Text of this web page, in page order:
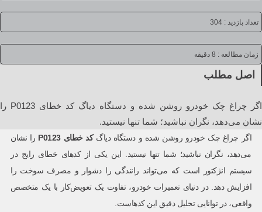
تعداد بازدید : 304
زمان مطالعه : 8 دقیقه
اصل مطلب
اگر چراغ چک خودرو روشن شده و دستگاه دیاگ کد خطای P0123 را
نشان می‌دهد، نگران نباشید؛ شما تنها نیستید.
اگر چراغ چک خودرو روشن شده و دستگاه دیاگکد خطای P0123 را نشان
می‌دهد، نگران نباشید؛ شما تنها نیستید. این یکی از کدهای خطای رایج در
سیستم انژکتور است که می‌تواند رانندگی را دشوار و مصرف سوخت را
افزایش دهد. در دنیای تعمیرات خودرو، تفاوت یک تعویض‌کار با یک متخصص
واقعی، در توانایی تحلیل دقیق این کدهاست.